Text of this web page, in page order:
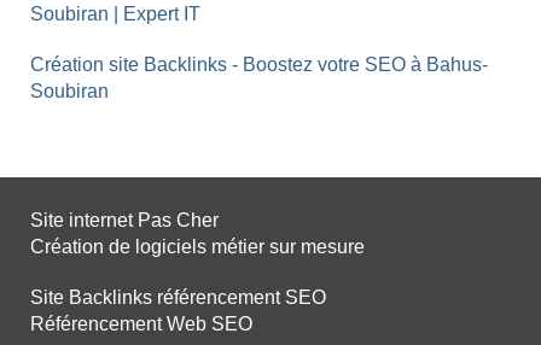
Soubiran | Expert IT
Création site Backlinks - Boostez votre SEO à Bahus-
Soubiran
Site internet Pas Cher
Création de logiciels métier sur mesure
Site Backlinks référencement SEO
Référencement Web SEO